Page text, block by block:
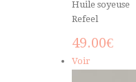
Huile soyeuse
Refeel
49.00€
Voir